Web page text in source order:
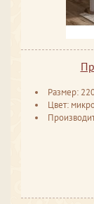
Размер:
Цвет: